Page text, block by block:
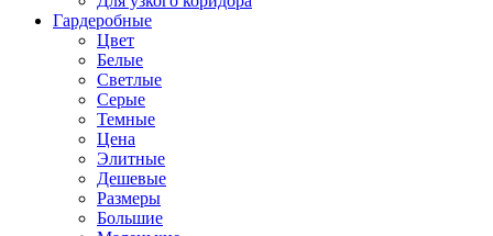
Гардеробные
Цвет
Белые
Светлые
Серые
Темные
Цена
Элитные
Дешевые
Размеры
Большие